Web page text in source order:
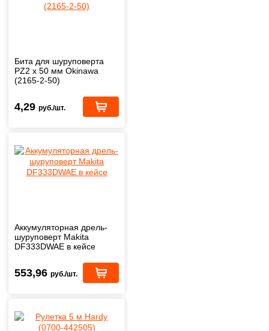
Бита для шуруповерта
PZ2 x 50 мм Okinawa
(2165-2-50)
4,29 руб./шт.
Аккумуляторная дрель-
шуруповерт Makita
DF333DWAE в кейсе
553,96 руб./шт.